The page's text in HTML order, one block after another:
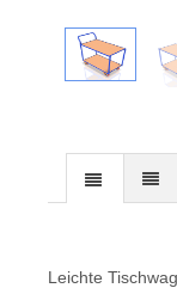
Leichte